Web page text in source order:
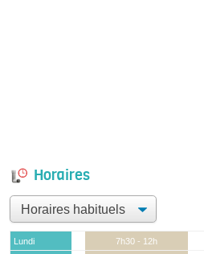
Horaires
Lundi 7h30 - 12h